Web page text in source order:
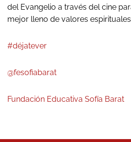
del Evangelio a través del cine
mejor lleno de valores
#déjatever
@fesofiabarat
Fundación Educativa Sofía Barat